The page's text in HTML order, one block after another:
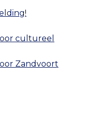
cultureel
Zandvoort